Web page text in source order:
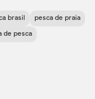
brasil pesca de praia
de pesca